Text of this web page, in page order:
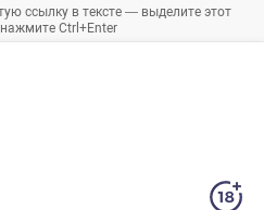
ссылку в тексте — выделите этот
Ctrl+Enter